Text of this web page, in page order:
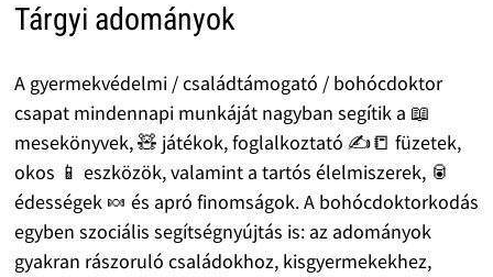
Tárgyi adományok
A gyermekvédelmi / családtámogató / bohócdoktor
csapat mindennapi munkáját nagyban segítik a 📖
mesekönyvek, 🧸 játékok, foglalkoztató ✍️📒 füzetek,
okos 📱 eszközök, valamint a tartós élelmiszerek, 🥫
édességek 🍬 és apró finomságok. A bohócdoktorkodás
egyben szociális segítségnyújtás is: az adományok
gyakran rászoruló családokhoz, kisgyermekekhez,